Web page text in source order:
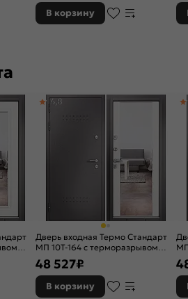
В корзину
2
Дверь входная Термо Стандарт
МП 10T-164 с терморазрывом
Шоколад букле/Белый ларче, 2
замка, с ночной задвижкой
4,8
48 527₽
В корзину